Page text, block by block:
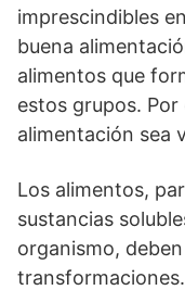
imprescindibles
buena
alimentos que
estos grupos. Por
alimentación sea
Los alimentos,
sustancias
organismo,